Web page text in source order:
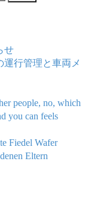
せ
運行管理と車両メ
people, no, which
you can feels
Fiedel Wafer
Eltern